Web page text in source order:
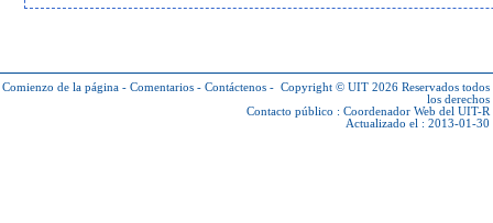
Comienzo de la página - Comentarios - Contáctenos - Copyright © UIT 2026 Reservados todos
los derechos
Contacto público : Coordenador Web del UIT-R
Actualizado el : 2013-01-30